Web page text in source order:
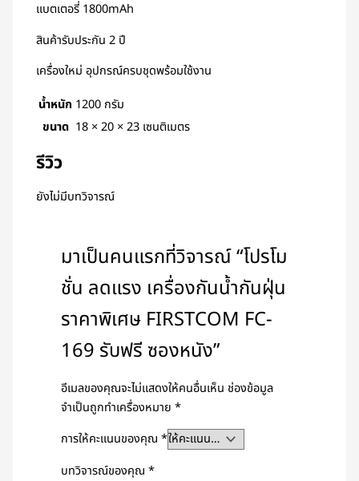
แบตเตอรี่ 1800mAh
สินค้ารับประกัน 2 ปี
เครื่องใหม่ อุปกรณ์ครบชุดพร้อมใช้งาน
น้ำหนัก 1200 กรัม
ขนาด 18 × 20 × 23 เซนติเมตร
รีวิว
ยังไม่มีบทวิจารณ์
มาเป็นคนแรกที่วิจารณ์ “โปรโม
ชั่น ลดแรง เครื่องกันน้ำกันฝุ่น
ราคาพิเศษ FIRSTCOM FC-
169 รับฟรี ซองหนัง”
อีเมลของคุณจะไม่แสดงให้คนอื่นเห็น ช่องข้อมูล
จำเป็นถูกทำเครื่องหมาย*
การให้คะแนนของคุณ*
บทวิจารณ์ของคุณ*